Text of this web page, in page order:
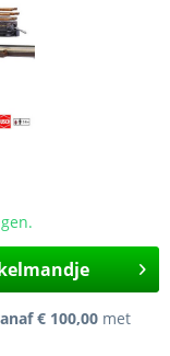
€ 100,00 met